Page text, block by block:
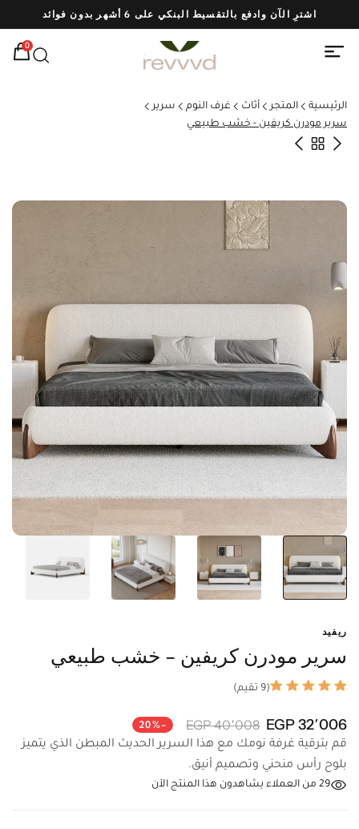
اشترِ الآن وادفع بالتقسيط البنكي على 6 أشهر بدون فوائد
0
الرئيسية المتجر أثاث غرف النوم
سرير
سرير مودرن كريفين - خشب طبيعي
ريفيد
سرير مودرن كريفين - خشب طبيعي
(9 تقيم)
32٬006 EGP 40٬008 EGP -20%
قم بترقية غرفة نومك مع هذا السرير الحديث المبطن الذي يتميز
بلوح رأس منحني وتصميم أنيق.
29 من العملاء يشاهدون هذا المنتج الآن